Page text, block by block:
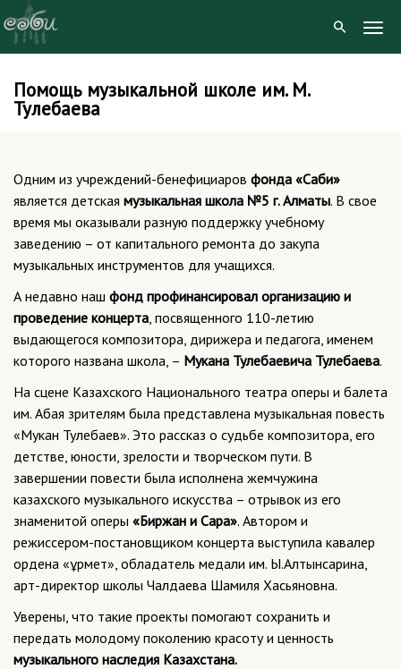
SkipПомощь музыкальной школе им. М.
Тулебаева
Одним из учреждений-бенефициаров фонда «Саби»
является детская музыкальная школа №5 г. Алматы. В свое
время мы оказывали разную поддержку учебному
заведению – от капитального ремонта до закупа
музыкальных инструментов для учащихся.
А недавно наш фонд профинансировал организацию и
проведение концерта, посвященного 110-летию
выдающегося композитора, дирижера и педагога, именем
которого названа школа, – Мукана Тулебаевича Тулебаева.
На сцене Казахского Национального театра оперы и балета
им. Абая зрителям была представлена музыкальная повесть
«Мукан Тулебаев». Это рассказ о судьбе композитора, его
детстве, юности, зрелости и творческом пути. В
завершении повести была исполнена жемчужина
казахского музыкального искусства – отрывок из его
знаменитой оперы «Биржан и Сара». Автором и
режиссером-постановщиком концерта выступила кавалер
ордена «Құрмет», обладатель медали им. Ы.Алтынсарина,
арт-директор школы Чалдаева Шамиля Хасьяновна.
​Уверены, что такие проекты помогают сохранить и
передать молодому поколению красоту и ценность
музыкального наследия Казахстана.